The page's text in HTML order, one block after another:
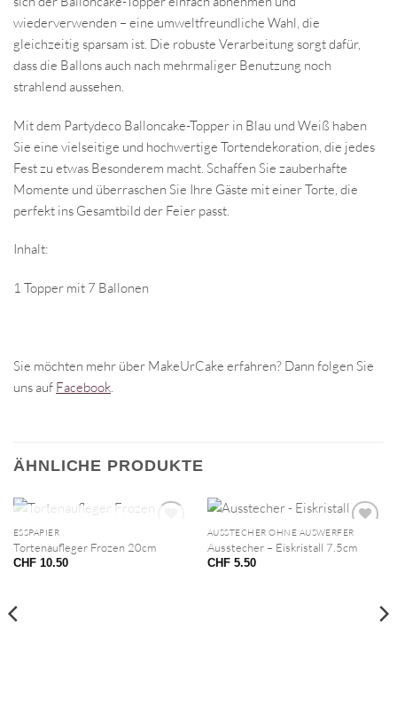
wiederverwenden – eine umweltfreundliche Wahl, die
gleichzeitig sparsam ist. Die robuste Verarbeitung sorgt dafür,
dass die Ballons auch nach mehrmaliger Benutzung noch
strahlend aussehen.
Mit dem Partydeco Balloncake-Topper in Blau und Weiß haben
Sie eine vielseitige und hochwertige Tortendekoration, die jedes
Fest zu etwas Besonderem macht. Schaffen Sie zauberhafte
Momente und überraschen Sie Ihre Gäste mit einer Torte, die
perfekt ins Gesamtbild der Feier passt.
Inhalt:
1 Topper mit 7 Ballonen
Sie möchten mehr über MakeUrCake erfahren? Dann folgen Sie
uns auf Facebook
ÄHNLICHE PRODUKTE
NICHT VORRÄTIG
ESSPAPIER
Tortenaufleger Frozen 20cm
CHF10.50
AUSSTECHER OHNE AUSWERFER
Ausstecher – Eiskristall 7.5cm
CHF5.50